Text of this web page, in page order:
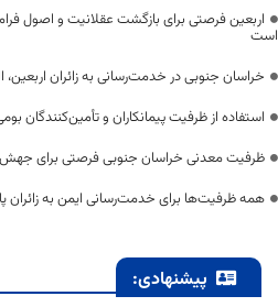
اربعین فرصتی برای بازگشت عقلانیت و اصول
است
خراسان جنوبی در خدمت‌رسانی به زائران
استفاده از ظرفیت پیمانکاران و تأمین‌کنندگان
ظرفیت معدنی خراسان جنوبی فرصتی برای
همه ظرفیت‌ها برای خدمت‌رسانی ایمن به زائران
پیشنهادی: